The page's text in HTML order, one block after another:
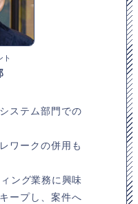
ト
ステム部門での
ワークの併用も
ング業務に興味
ープし、案件へ